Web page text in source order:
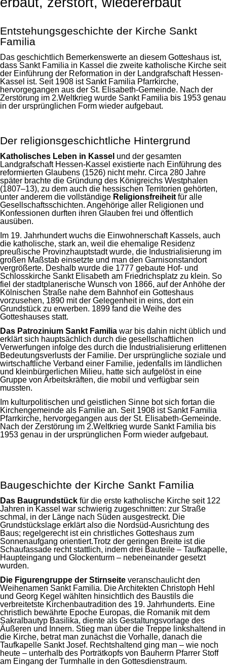
Entstehungsgeschichte der Kirche Sankt
Familia
Das geschichtlich Bemerkenswerte an diesem Gotteshaus ist,
dass Sankt Familia in Kassel die zweite katholische Kirche seit
der Einführung der Reformation in der Landgrafschaft Hessen-
Kassel ist. Seit 1908 ist Sankt Familia Pfarrkirche,
hervorgegangen aus der St. Elisabeth-Gemeinde. Nach der
Zerstörung im 2.Weltkrieg wurde Sankt Familia bis 1953 genau
in der ursprünglichen Form wieder aufgebaut.
Der religionsgeschichtliche Hintergrund
Katholisches Leben in Kassel und der gesamten
Landgrafschaft Hessen-Kassel existierte nach Einführung des
reformierten Glaubens (1526) nicht mehr. Circa 280 Jahre
später brachte die Gründung des Königreichs Westphalen
(1807–13), zu dem auch die hessischen Territorien gehörten,
unter anderem die vollständige Religionsfreiheit für alle
Gesellschaftsschichten. Angehörige aller Religionen und
Konfessionen durften ihren Glauben frei und öffentlich
ausüben.
Im 19. Jahrhundert wuchs die Einwohnerschaft Kassels, auch
die katholische, stark an, weil die ehemalige Residenz
preußische Provinzhauptstadt wurde, die Industrialisierung im
großen Maßstab einsetzte und man den Garnisonstandort
vergrößerte. Deshalb wurde die 1777 gebaute Hof- und
Schlosskirche Sankt Elisabeth am Friedrichsplatz zu klein. So
fiel der stadtplanerische Wunsch von 1866, auf der Anhöhe der
Kölnischen Straße nahe dem Bahnhof ein Gotteshaus
vorzusehen, 1890 mit der Gelegenheit in eins, dort ein
Grundstück zu erwerben. 1899 fand die Weihe des
Gotteshauses statt.
Das Patrozinium Sankt Familia war bis dahin nicht üblich und
erklärt sich hauptsächlich durch die gesellschaftlichen
Verwerfungen infolge des durch die Industrialisierung erlittenen
Bedeutungsverlusts der Familie. Der ursprüngliche soziale und
wirtschaftliche Verband einer Familie, jedenfalls im ländlichen
und kleinbürgerlichen Milieu, hatte sich aufgelöst in eine
Gruppe von Arbeitskräften, die mobil und verfügbar sein
mussten.
Im kulturpolitischen und geistlichen Sinne bot sich fortan die
Kirchengemeinde als Familie an. Seit 1908 ist Sankt Familia
Pfarrkirche, hervorgegangen aus der St. Elisabeth-Gemeinde.
Nach der Zerstörung im 2.Weltkrieg wurde Sankt Familia bis
1953 genau in der ursprünglichen Form wieder aufgebaut.
Baugeschichte der Kirche Sankt Familia
Das Baugrundstück für die erste katholische Kirche seit 122
Jahren in Kassel war schwierig zugeschnitten: zur Straße
schmal, in der Länge nach Süden ausgestreckt. Die
Grundstückslage erklärt also die Nordsüd-Ausrichtung des
Baus; regelgerecht ist ein christliches Gotteshaus zum
Sonnenaufgang orientiert.Trotz der geringen Breite ist die
Schaufassade recht stattlich, indem drei Bauteile – Taufkapelle,
Haupteingang und Glockenturm – nebeneinander gesetzt
wurden.
Die Figurengruppe der Stirnseite veranschaulicht den
Weihenamen Sankt Familia. Die Architekten Christoph Hehl
und Georg Kegel wählten hinsichtlich des Baustils die
verbreitetste Kirchenbautradition des 19. Jahrhunderts. Eine
christlich bewährte Epoche Europas, die Romanik mit dem
Sakralbautyp Basilika, diente als Gestaltungsvorlage des
Äußeren und Innern. Stieg man über die Treppe linkshaltend in
die Kirche, betrat man zunächst die Vorhalle, danach die
Taufkapelle Sankt Josef. Rechtshaltend ging man – wie noch
heute – unterhalb des Porträtkopfs von Bauherrn Pfarrer Stoff
am Eingang der Turmhalle in den Gottesdienstraum.